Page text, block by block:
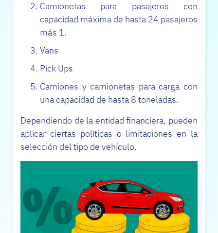
Camionetas para pasajeros con
capacidad máxima de hasta 24 pasajeros
más 1.
Vans
Pick Ups
Camiones y camionetas para carga con
una capacidad de hasta 8 toneladas.
Dependiendo de la entidad financiera, pueden
aplicar ciertas políticas o limitaciones en la
selección del tipo de vehículo.